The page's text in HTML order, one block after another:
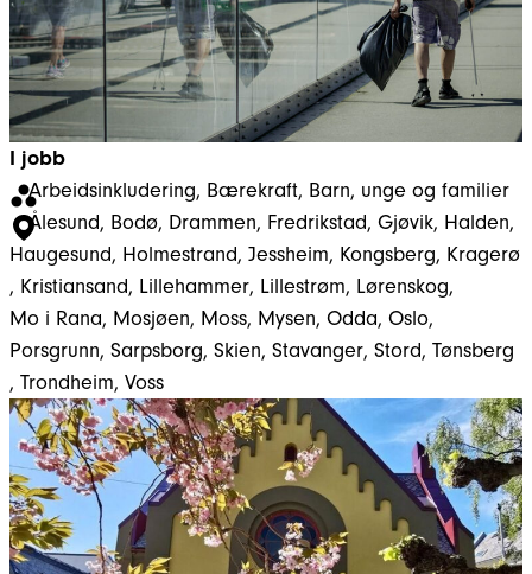
I jobb
Arbeidsinkludering, Bærekraft, Barn, unge og familier
Ålesund, Bodø, Drammen, Fredrikstad, Gjøvik, Halden,
Haugesund, Holmestrand, Jessheim, Kongsberg, Kragerø
, Kristiansand, Lillehammer, Lillestrøm, Lørenskog,
Mo i Rana, Mosjøen, Moss, Mysen, Odda, Oslo,
Porsgrunn, Sarpsborg, Skien, Stavanger, Stord, Tønsberg
, Trondheim, Voss